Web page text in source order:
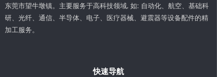
东莞市望牛墩镇。主要服务于高科技领域, 如: 自动化、航空、基础科
研、光纤、通信、半导体、电子、医疗器械、避震器等设备配件的精
加工服务。
快速导航